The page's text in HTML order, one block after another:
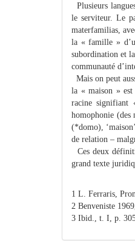
Plusieurs
le serviteur. Le
materfamilias,
la « famille »
subordination et
communauté
Mais on peut
la « maison » est
racine signifiant
homophonie
(*domo),
de relation –
Ces deux
grand texte
1 L. Ferraris,
2 Benveniste
3 Ibid., t. I, p.